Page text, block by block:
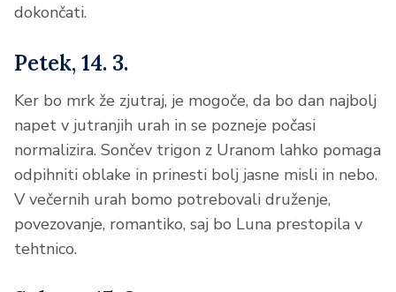
dokončati.
Petek, 14. 3.
Ker bo mrk že zjutraj, je mogoče, da bo dan najbolj
napet v jutranjih urah in se pozneje počasi
normalizira. Sončev trigon z Uranom lahko pomaga
odpihniti oblake in prinesti bolj jasne misli in nebo.
V večernih urah bomo potrebovali druženje,
povezovanje, romantiko, saj bo Luna prestopila v
tehtnico.